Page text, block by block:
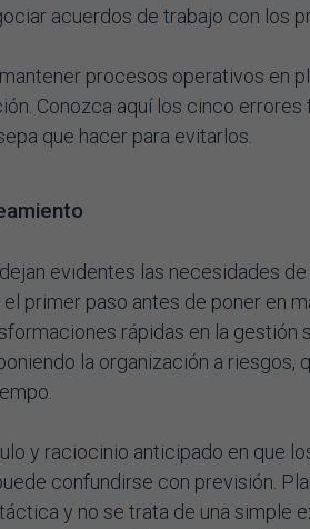
acuerdos de trabajo con los
procesos operativos en
Conozca aquí los cinco errores
que hacer para evitarlos.
evidentes las necesidades
primer paso antes de poner en
rápidas en la gestión
la organización a riesgos,
y raciocinio anticipado en que
confundirse con previsión.
y no se trata de una simple